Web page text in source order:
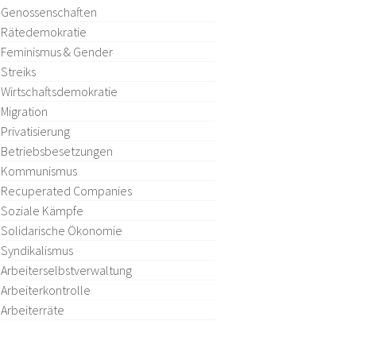
Genossenschaften
Rätedemokratie
Feminismus & Gender
Streiks
Wirtschaftsdemokratie
Migration
Privatisierung
Betriebsbesetzungen
Kommunismus
Recuperated Companies
Soziale Kämpfe
Solidarische Ökonomie
Syndikalismus
Arbeiterselbstverwaltung
Arbeiterkontrolle
Arbeiterräte